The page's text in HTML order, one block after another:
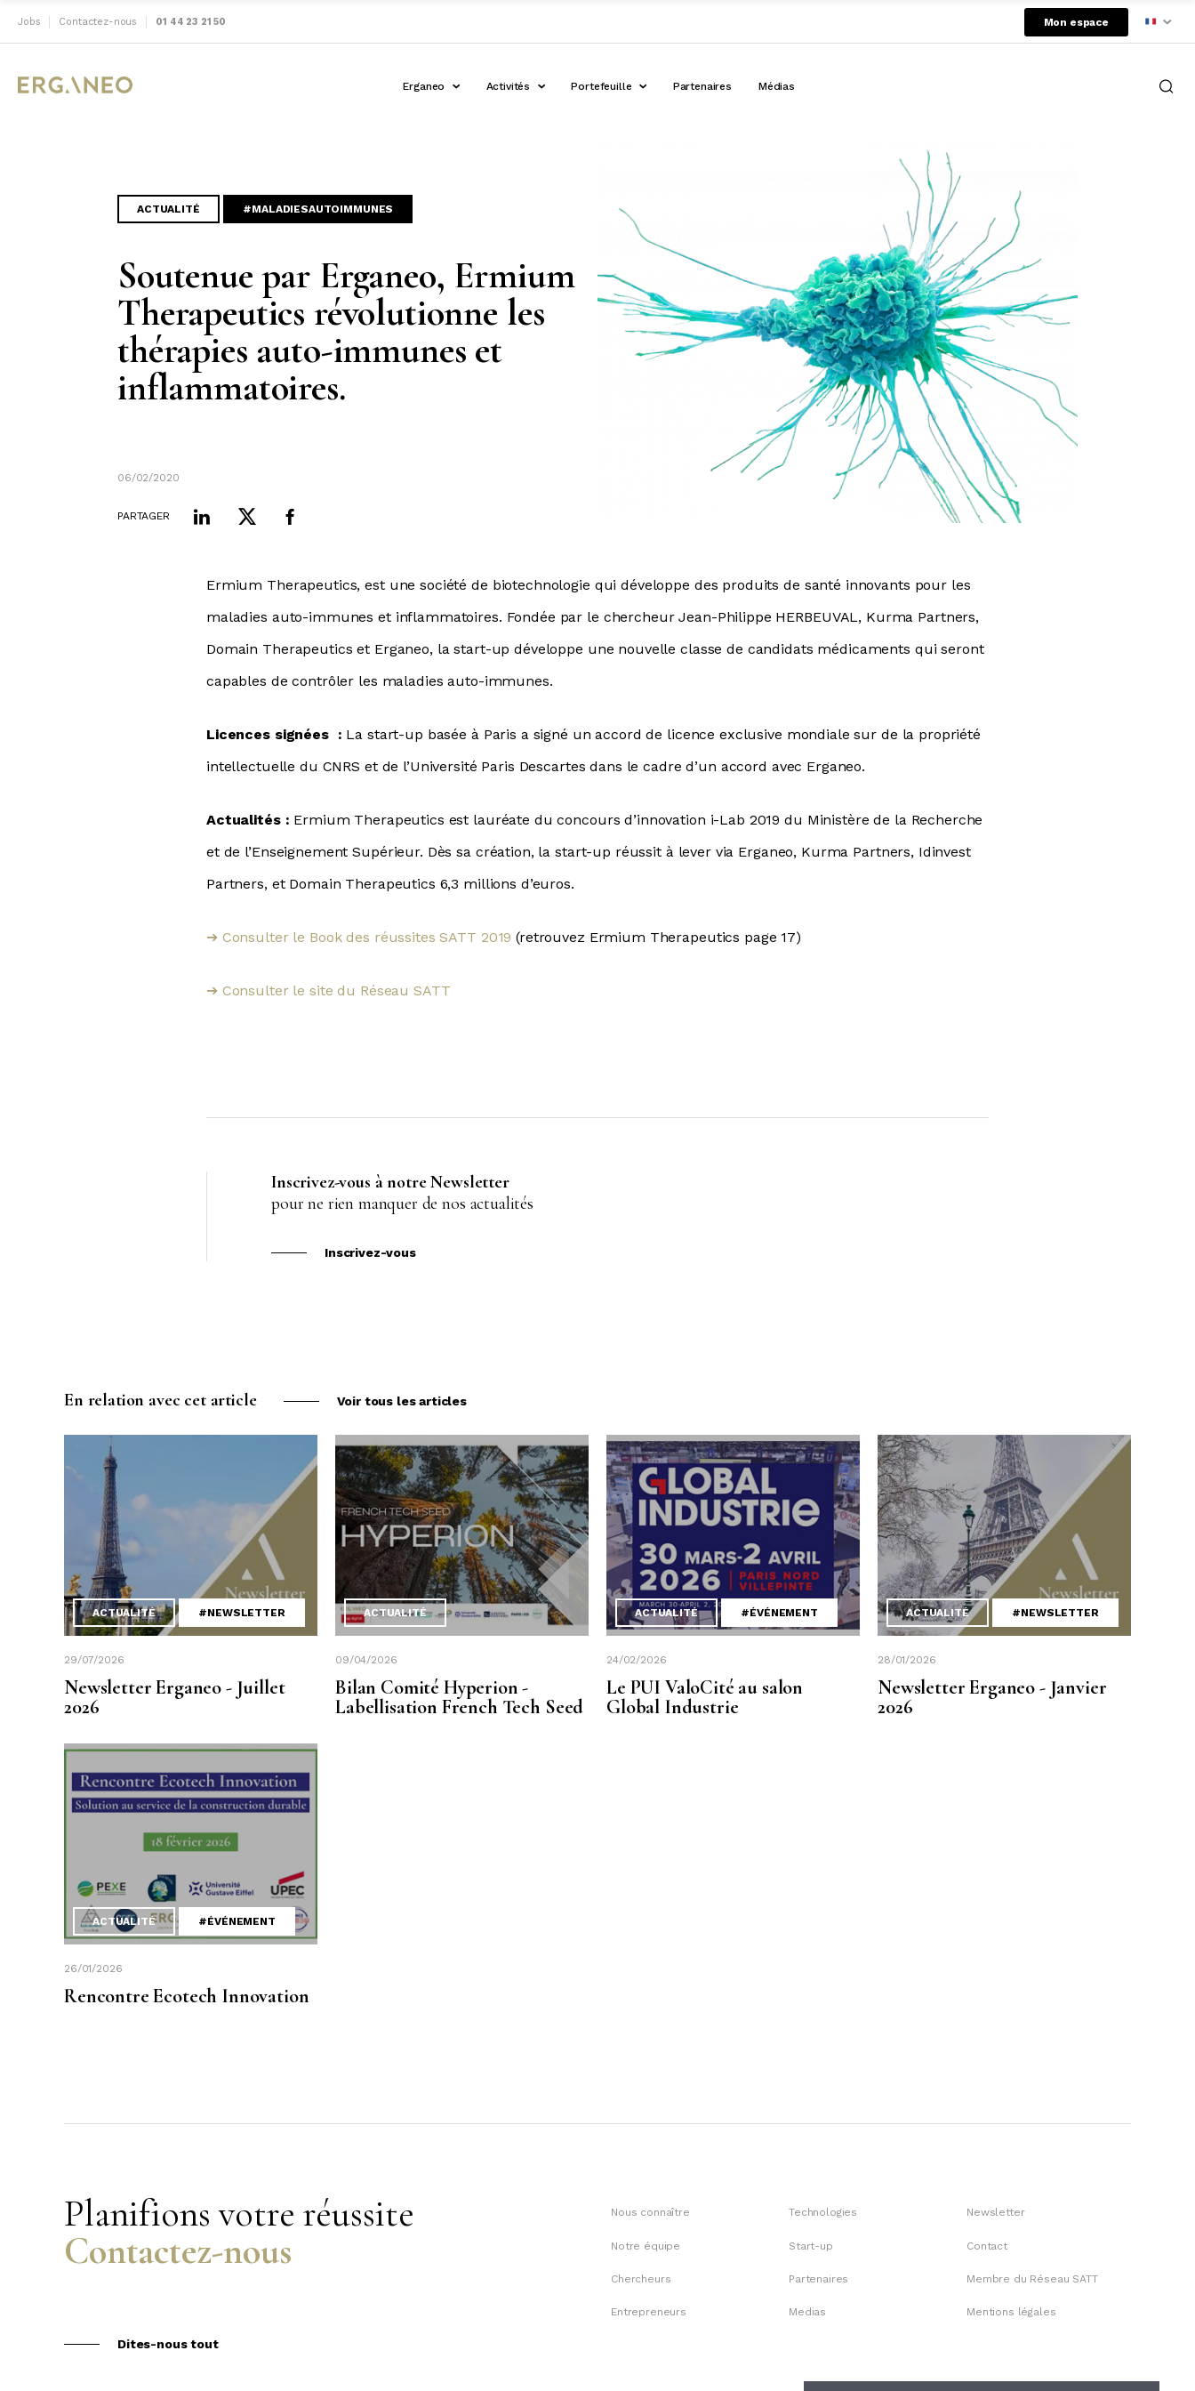
Jobs Contactez-nous 01 44 23 21 50 Mon espace
Erganeo Activités Portefeuille Partenaires Médias
ACTUALITÉ #MALADIESAUTOIMMUNES
Soutenue par Erganeo, Ermium
Therapeutics révolutionne les
thérapies auto-immunes et
inflammatoires.
06/02/2020
PARTAGER
Ermium Therapeutics, est une société de biotechnologie qui développe des produits de santé innovants pour les
maladies auto-immunes et inflammatoires. Fondée par le chercheur Jean-Philippe HERBEUVAL, Kurma Partners,
Domain Therapeutics et Erganeo, la start-up développe une nouvelle classe de candidats médicaments qui seront
capables de contrôler les maladies auto-immunes.
Licences signées : La start-up basée à Paris a signé un accord de licence exclusive mondiale sur de la propriété
intellectuelle du CNRS et de l’Université Paris Descartes dans le cadre d’un accord avec Erganeo.
Actualités : Ermium Therapeutics est lauréate du concours d’innovation i-Lab 2019 du Ministère de la Recherche
et de l’Enseignement Supérieur. Dès sa création, la start-up réussit à lever via Erganeo, Kurma Partners, Idinvest
Partners, et Domain Therapeutics 6,3 millions d’euros.
➔Consulter le Book des réussites SATT 2019 (retrouvez Ermium Therapeutics page 17)
➔Consulter le site du Réseau SATT
Inscrivez-vous à notre Newsletter
pour ne rien manquer de nos actualités
Inscrivez-vous
En relation avec cet article Voir tous les articles
ACTUALITÉ #NEWSLETTER
29/07/2026
Newsletter Erganeo - Juillet
2026
ACTUALITÉ
09/04/2026
Bilan Comité Hyperion -
Labellisation French Tech Seed
ACTUALITÉ #ÉVÉNEMENT
24/02/2026
Le PUI ValoCité au salon
Global Industrie
ACTUALITÉ #NEWSLETTER
28/01/2026
Newsletter Erganeo - Janvier
2026
ACTUALITÉ #ÉVÉNEMENT
26/01/2026
Rencontre Ecotech Innovation
Planifions votre réussite
Contactez-nous
Dites-nous tout
Nous connaître
Notre équipe
Chercheurs
Entrepreneurs
Technologies
Start-up
Partenaires
Medias
Newsletter
Contact
Membre du Réseau SATT
Mentions légales